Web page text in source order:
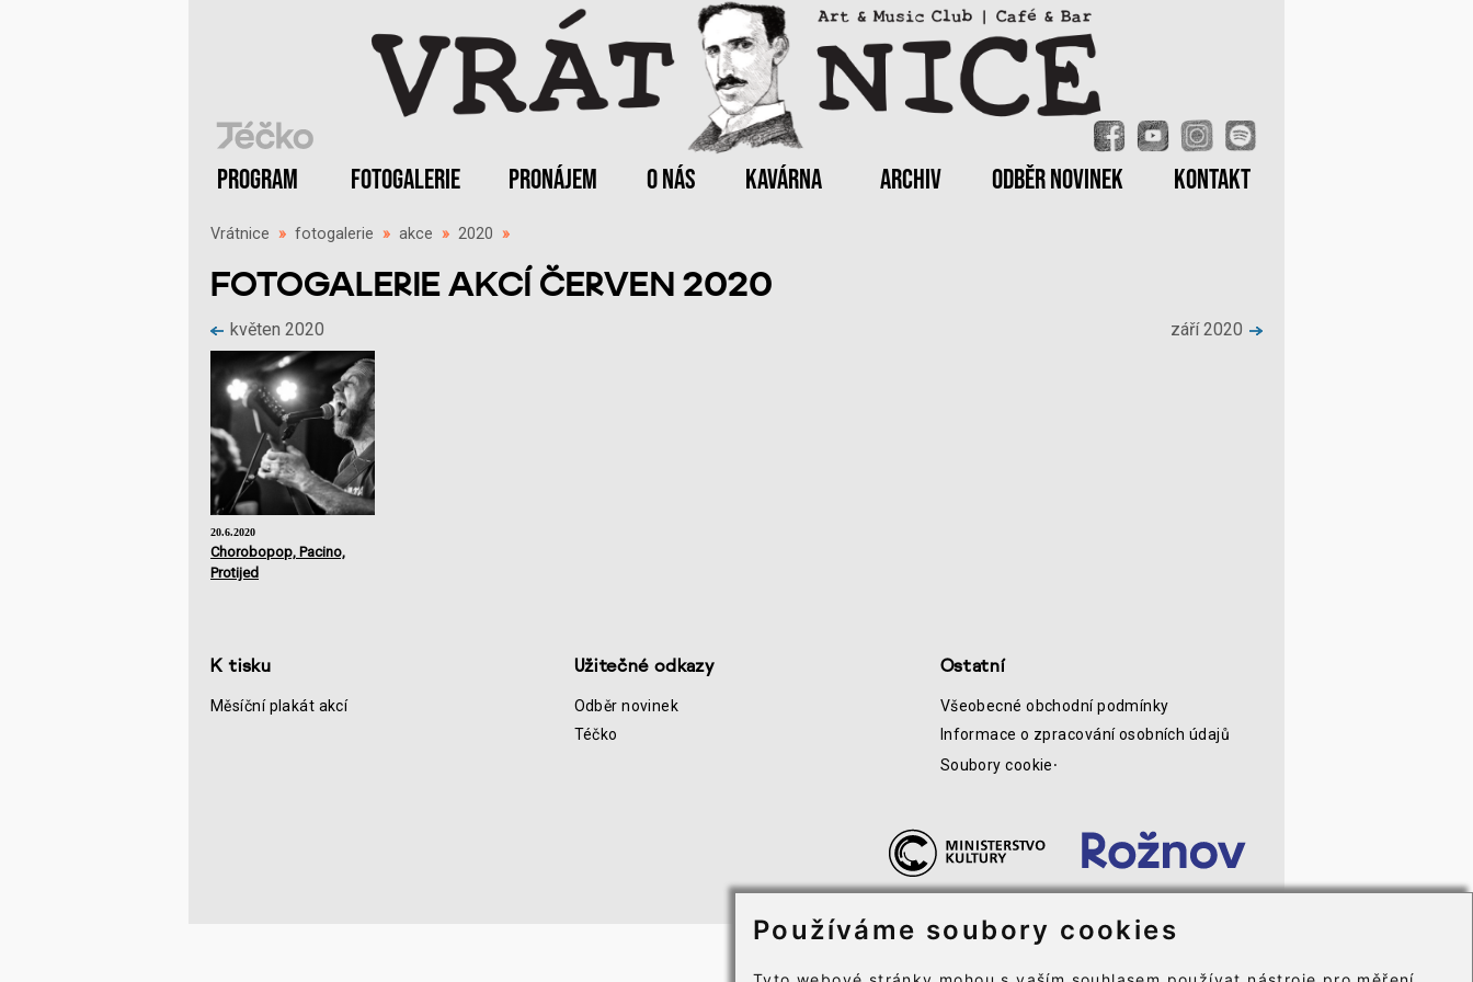
Používáme soubory cookies
PROGRAM FOTOGALERIE PRONÁJEM O NÁS KAVÁRNA ARCHIV ODBĚR NOVINEK KONTAKT
Vrátnice » fotogalerie » akce » 2020 »
FOTOGALERIE AKCÍ ČERVEN 2020
květen 2020 září 2020
20.6.2020
Chorobopop, Pacino,
Protijed
K tisku
Měsíční plakát akcí
Užitečné odkazy
Odběr novinek
Téčko
Ostatní
Všeobecné obchodní podmínky
Informace o zpracování osobních údajů
Soubory cookie⸱